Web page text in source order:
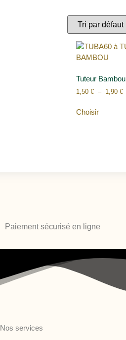
Tuteur Bambou
1,50€ – 1,90€
Choisir
Paiement sécurisé en ligne
Nos services